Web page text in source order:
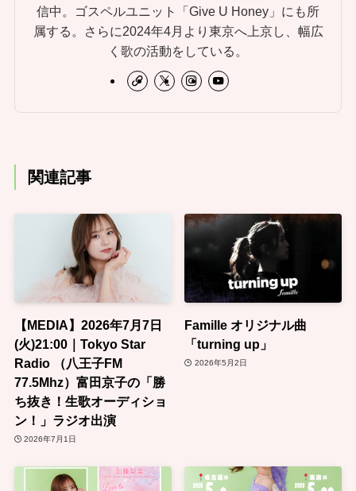
信中。ゴスペルユニット「Give U Honey」にも所
属する。さらに2024年4月より東京へ上京し、幅広
く歌の活動をしている。
関連記事
【MEDIA】2026年7月7日
(火)21:00｜Tokyo Star
Radio （八王子FM
77.5Mhz）富田京子の「勝
ち抜き！生歌オーディショ
ン！」ラジオ出演
2026年7月1日
Famille オリジナル曲
「turning up」
2026年5月2日